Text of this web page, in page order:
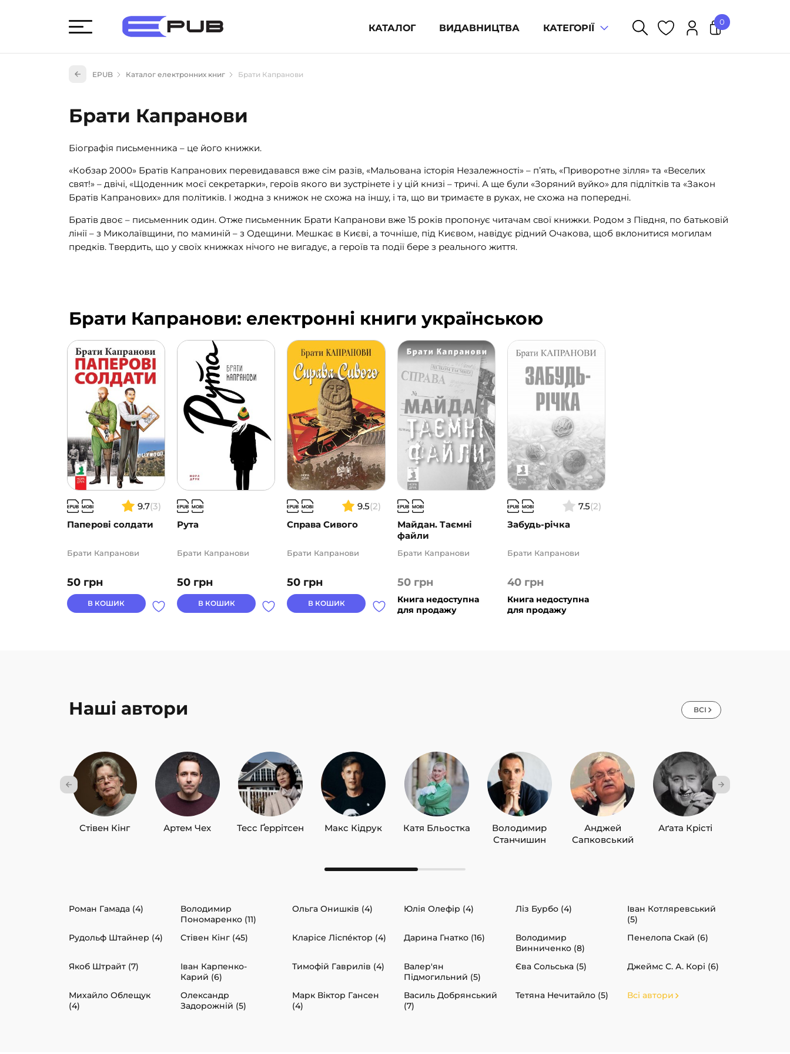
КАТАЛОГ ВИДАВНИЦТВА КАТЕГОРІЇ
Художня література (1854)
Науково-популярна література (1015)
(527)
Енциклопедії, довідники, словники
(55)
Подарункові сертифікати (1)
0
У кошику немає товарів.
EPUB Каталог електронних книг Брати Капранови
Брати Капранови
Біографія письменника – це його книжки.
«Кобзар 2000» Братів Капранових перевидавався вже сім разів, «Мальована історія Незалежності» – п’ять, «Приворотне зілля» та «Веселих
свят!» – двічі, «Щоденник моєї секретарки», героїв якого ви зустрінете і у цій книзі – тричі. А ще були «Зоряний вуйко» для підлітків та «Закон
Братів Капранових» для політиків. І жодна з книжок не схожа на іншу, і та, що ви тримаєте в руках, не схожа на попередні.
Братів двоє – письменник один. Отже письменник Брати Капранови вже 15 років пропонує читачам свої книжки. Родом з Півдня, по батьковій
лінії – з Миколаївщини, по маминій – з Одещини. Мешкає в Києві, а точніше, під Києвом, навідує рідний Очакова, щоб вклонитися могилам
предків. Твердить, що у своїх книжках нічого не вигадує, а героїв та події бере з реального життя.
Брати Капранови: електронні книги українською
9.7(3)
Паперові солдати
50 грн
Брати Капранови
В КОШИК
Рута
50 грн
Брати Капранови
В КОШИК
9.5(2)
Справа Сивого
50 грн
Брати Капранови
В КОШИК
Майдан. Таємні
файли
50 грн
Брати Капранови
Книга недоступна
для продажу
7.5(2)
Забудь-річка
40 грн
Брати Капранови
Книга недоступна
для продажу
Наші автори ВСІ
Стівен Кінг Артем Чех Тесс Ґеррітсен Макс Кідрук Катя Бльостка
Володимир
Станчишин
Анджей
Сапковський
Аґата Крісті
Роман Гамада (4)
Володимир
Пономаренко (11)
Ольга Онишків (4) Юлія Олефір (4) Ліз Бурбо (4)
Іван Котляревський
(5)
Рудольф Штайнер (4)
Стівен Кінг (45) Кларісе Ліспéктор (4) Дарина Гнатко (16)
Володимир
Винниченко (8)
Пенелопа Скай (6)
Якоб Штрайт (7)
Іван Карпенко-
Карий (6)
Тимофій Гаврилів (4)
Валер'ян
Підмогильний (5)
Єва Сольська (5) Джеймс С. А. Корі (6)
Михайло Облещук
(4)
Олександр
Задорожній (5)
Марк Віктор Гансен
(4)
Василь Добрянський
(7)
Тетяна Нечитайло (5) Всі автори